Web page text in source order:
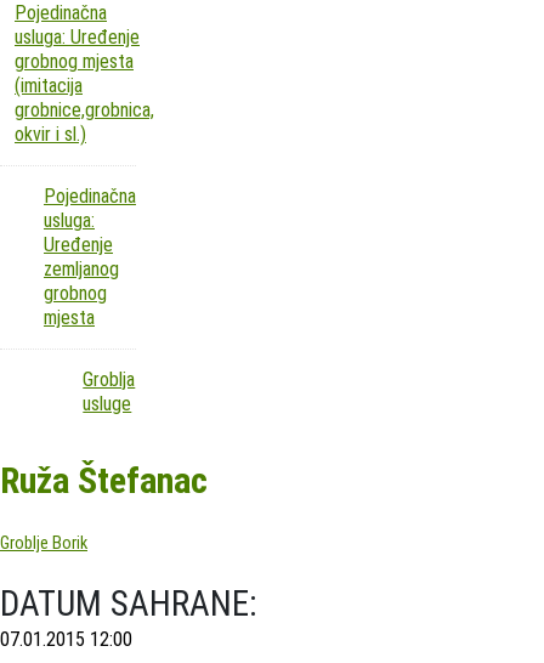
Pojedinačna
usluga: Uređenje
grobnog mjesta
(imitacija
grobnice,grobnica,
okvir i sl.)
Pojedinačna
usluga:
Uređenje
zemljanog
grobnog
mjesta
Groblja
usluge
Ruža Štefanac
Groblje Borik
DATUM SAHRANE:
07.01.2015 12:00